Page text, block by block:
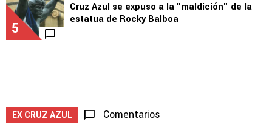
5
Cruz Azul se expuso a la "maldición" de la
estatua de Rocky Balboa
EX CRUZ AZUL Comentarios